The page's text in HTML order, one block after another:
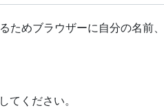
ためブラウザーに自分の名前
てください。